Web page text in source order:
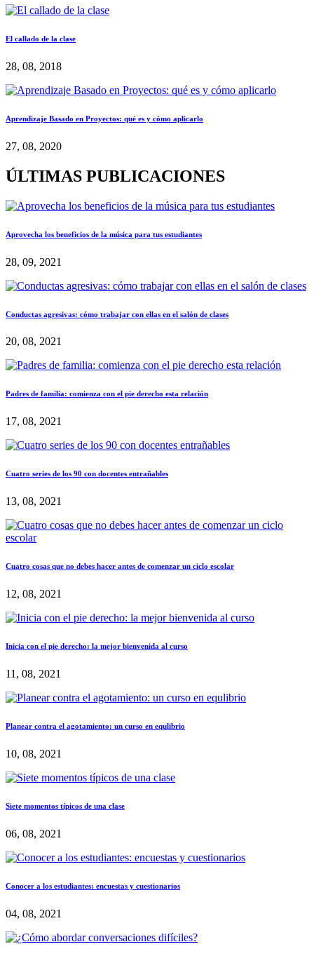
El callado de la clase
28, 08, 2018
Aprendizaje Basado en Proyectos: qué es y cómo aplicarlo
27, 08, 2020
ÚLTIMAS PUBLICACIONES
Aprovecha los beneficios de la música para tus estudiantes
28, 09, 2021
Conductas agresivas: cómo trabajar con ellas en el salón de clases
20, 08, 2021
Padres de familia: comienza con el pie derecho esta relación
17, 08, 2021
Cuatro series de los 90 con docentes entrañables
13, 08, 2021
Cuatro cosas que no debes hacer antes de comenzar un ciclo escolar
12, 08, 2021
Inicia con el pie derecho: la mejor bienvenida al curso
11, 08, 2021
Planear contra el agotamiento: un curso en equlibrio
10, 08, 2021
Siete momentos típicos de una clase
06, 08, 2021
Conocer a los estudiantes: encuestas y cuestionarios
04, 08, 2021